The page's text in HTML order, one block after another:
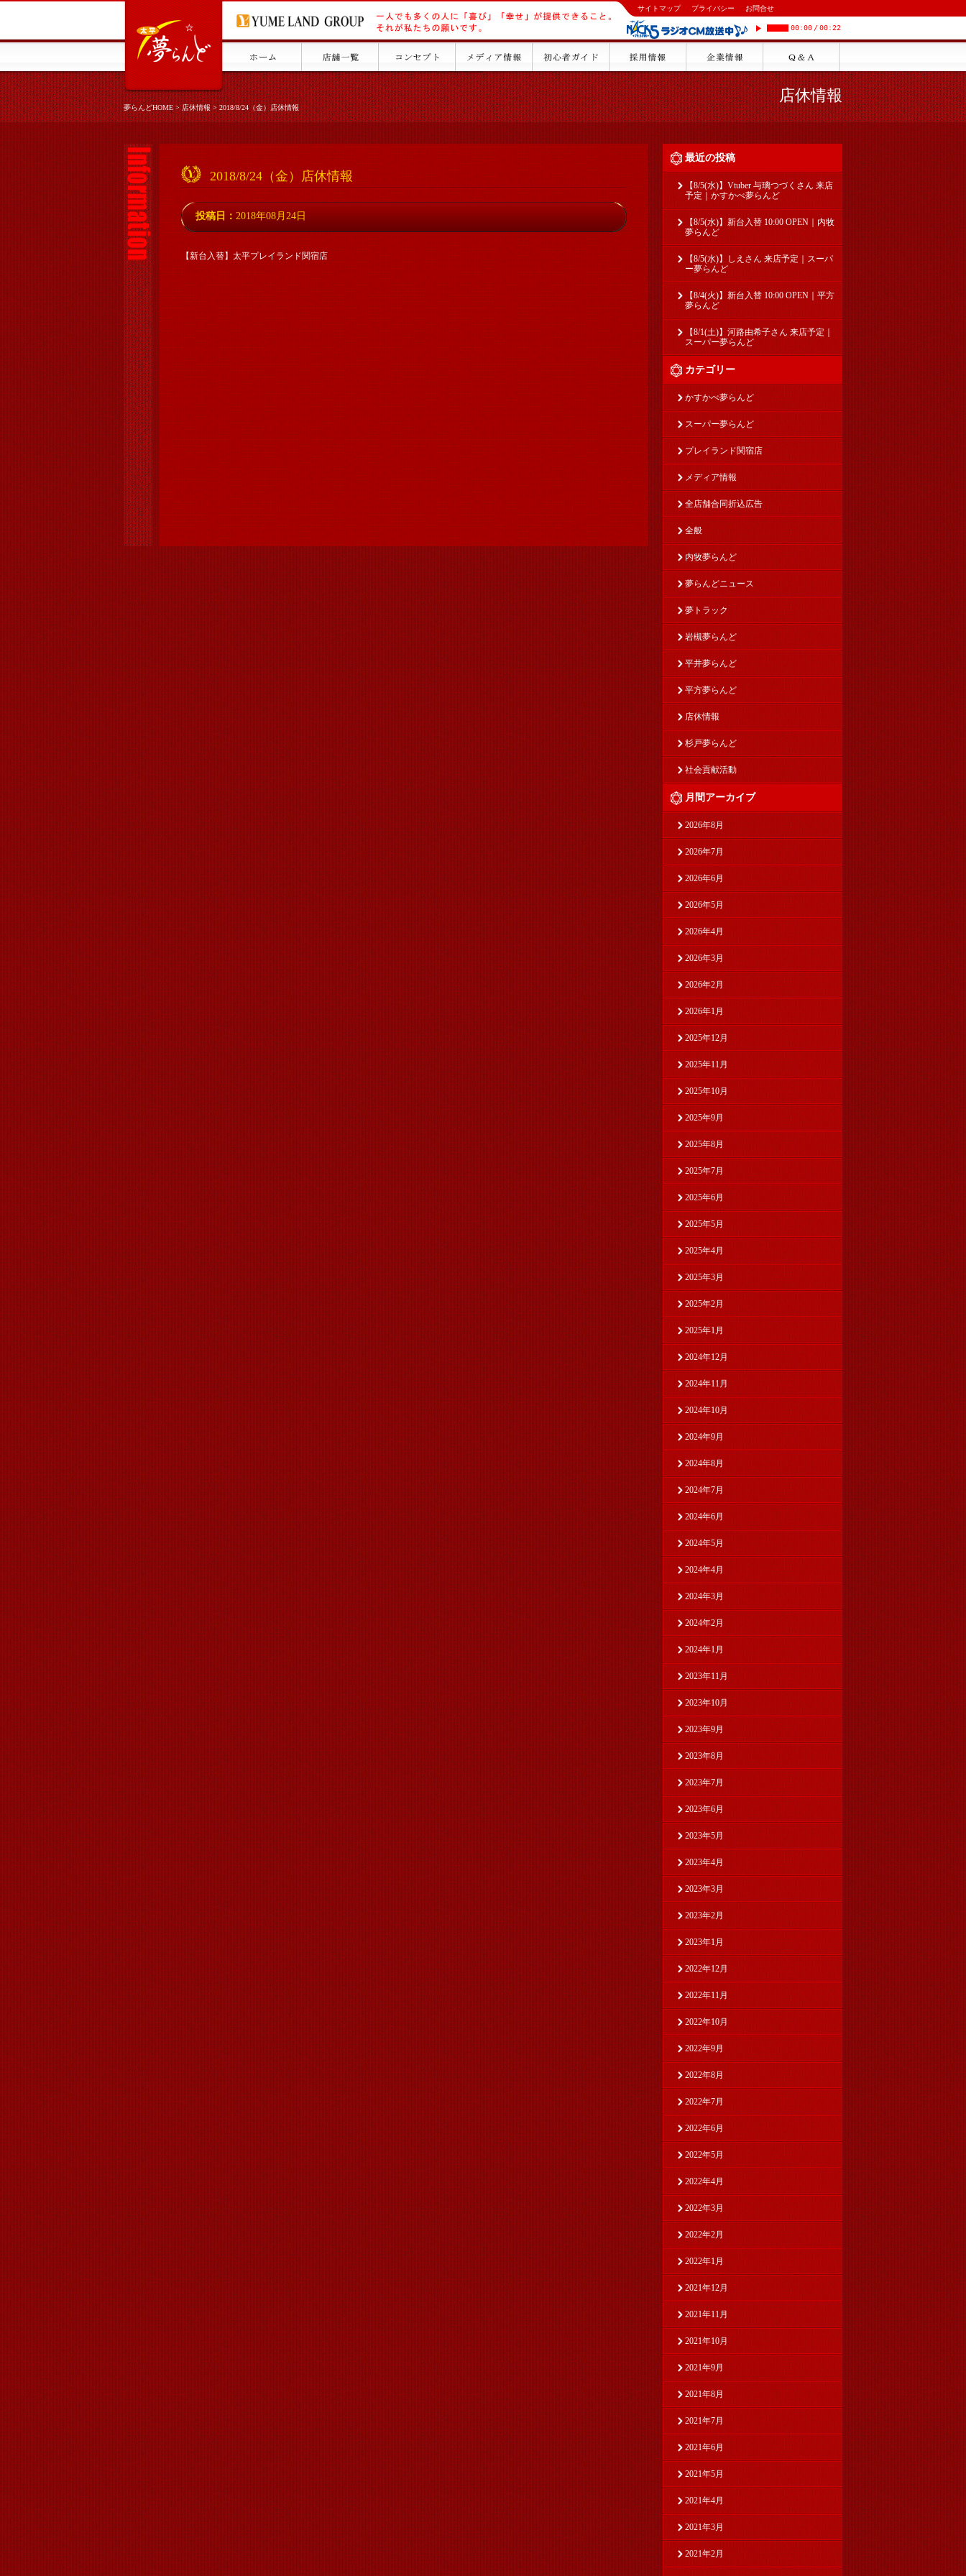
サイトマップ プライバシー お問合せ
00:00 / 00:22
夢らんどHOME>店休情報>2018/8/24（金）店休情報
店休情報
2018/8/24（金）店休情報
投稿日： 2018年08月24日
【新台入替】太平プレイランド関宿店
最近の投稿
【8/5(水)】Vtuber 与璃つづくさん 来店
予定｜かすかべ夢らんど
【8/5(水)】新台入替 10:00 OPEN｜内牧
夢らんど
【8/5(水)】しえさん 来店予定｜スーパ
ー夢らんど
【8/4(火)】新台入替 10:00 OPEN｜平方
夢らんど
【8/1(土)】河路由希子さん 来店予定｜
スーパー夢らんど
カテゴリー
かすかべ夢らんど
スーパー夢らんど
プレイランド関宿店
メディア情報
全店舗合同折込広告
全般
内牧夢らんど
夢らんどニュース
夢トラック
岩槻夢らんど
平井夢らんど
平方夢らんど
店休情報
杉戸夢らんど
社会貢献活動
月間アーカイブ
2026年8月
2026年7月
2026年6月
2026年5月
2026年4月
2026年3月
2026年2月
2026年1月
2025年12月
2025年11月
2025年10月
2025年9月
2025年8月
2025年7月
2025年6月
2025年5月
2025年4月
2025年3月
2025年2月
2025年1月
2024年12月
2024年11月
2024年10月
2024年9月
2024年8月
2024年7月
2024年6月
2024年5月
2024年4月
2024年3月
2024年2月
2024年1月
2023年11月
2023年10月
2023年9月
2023年8月
2023年7月
2023年6月
2023年5月
2023年4月
2023年3月
2023年2月
2023年1月
2022年12月
2022年11月
2022年10月
2022年9月
2022年8月
2022年7月
2022年6月
2022年5月
2022年4月
2022年3月
2022年2月
2022年1月
2021年12月
2021年11月
2021年10月
2021年9月
2021年8月
2021年7月
2021年6月
2021年5月
2021年4月
2021年3月
2021年2月